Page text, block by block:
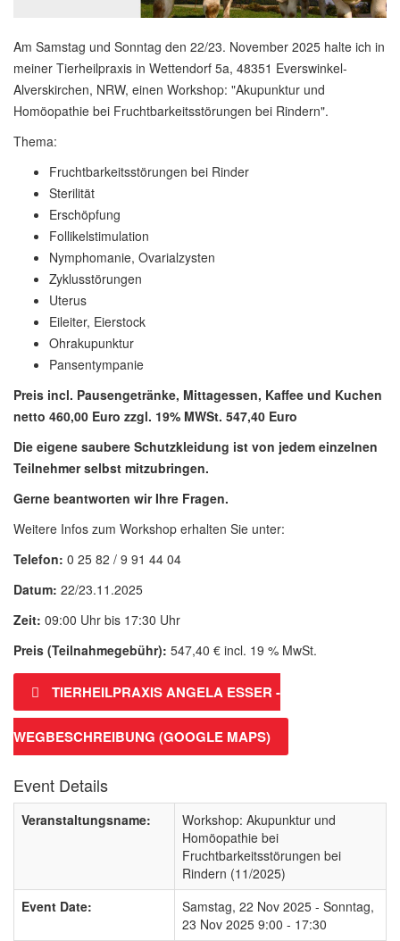
Am Samstag und Sonntag den 22/23. November 2025 halte ich in
meiner Tierheilpraxis in Wettendorf 5a, 48351 Everswinkel-
Alverskirchen, NRW, einen Workshop: "Akupunktur und
Homöopathie bei Fruchtbarkeitsstörungen bei Rindern".
Thema:
Fruchtbarkeitsstörungen bei Rinder
Sterilität
Erschöpfung
Follikelstimulation
Nymphomanie, Ovarialzysten
Zyklusstörungen
Uterus
Eileiter, Eierstock
Ohrakupunktur
Pansentympanie
Preis incl. Pausengetränke, Mittagessen, Kaffee und Kuchen
netto 460,00 Euro zzgl. 19% MWSt. 547,40 Euro
Die eigene saubere Schutzkleidung ist von jedem einzelnen
Teilnehmer selbst mitzubringen.
Gerne beantworten wir Ihre Fragen.
Weitere Infos zum Workshop erhalten Sie unter:
Telefon: 0 25 82 / 9 91 44 04
Datum: 22/23.11.2025
Zeit: 09:00 Uhr bis 17:30 Uhr
Preis (Teilnahmegebühr): 547,40 € incl. 19 % MwSt.
TIERHEILPRAXIS ANGELA ESSER -
WEGBESCHREIBUNG (GOOGLE MAPS)
Event Details
Veranstaltungsname:
Workshop: Akupunktur und
Homöopathie bei
Fruchtbarkeitsstörungen bei
Rindern (11/2025)
Event Date:
Samstag, 22 Nov 2025 - Sonntag,
23 Nov 2025 9:00 - 17:30